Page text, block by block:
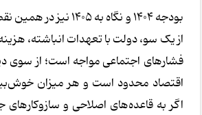
بودجه ۱۴۰۴ و نگاه به
از یک سو، دولت با تعهدات انباشته،
فشارهای اجتماعی مواجه است؛ از سوی
اقتصاد محدود است و هر میزان
اگر به قاعده‌های اصلاحی و سازوکارهای